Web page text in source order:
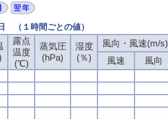
（１時間ごとの値）
露点
温度
(℃)
蒸気圧
(hPa)
湿度
(％)
風向・風速(m/s)
風速 風向